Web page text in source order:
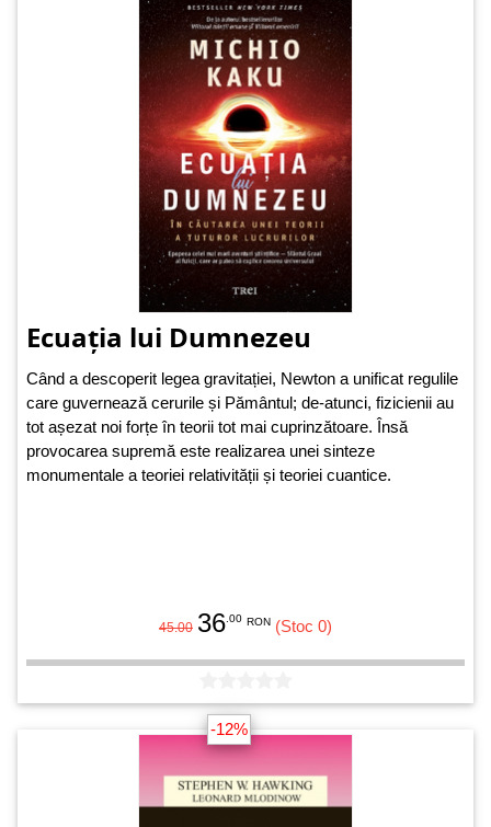
Ecuația lui Dumnezeu
Când a descoperit legea gravitației, Newton a unificat regulile
care guvernează cerurile și Pământul; de-atunci, fizicienii au
tot așezat noi forțe în teorii tot mai cuprinzătoare. Însă
provocarea supremă este realizarea unei sinteze
monumentale a teoriei relativității și teoriei cuantice.
45.00 36 .00 RON (Stoc 0)
-12%